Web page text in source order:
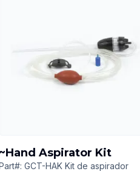
~Hand Aspirator Kit
GCT-HAK Kit de aspirador